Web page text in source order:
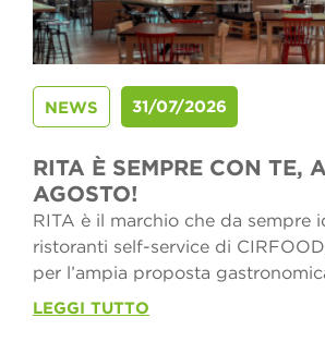
NEWS 31/07/2026
RITA È SEMPRE CON TE,
AGOSTO!
RITA è il marchio che da sempre
ristoranti self-service di
per l’ampia proposta
LEGGI TUTTO